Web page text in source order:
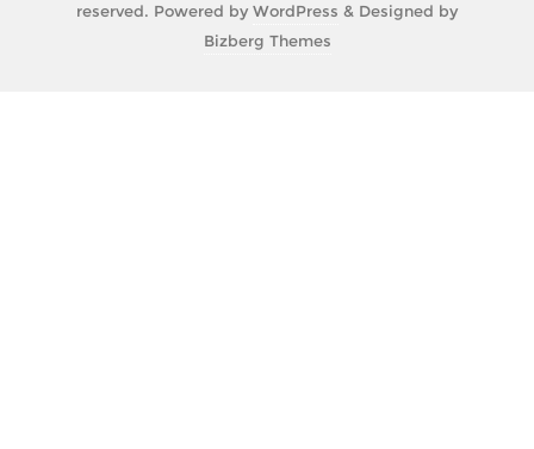
reserved. Powered by WordPress & Designed by
Bizberg Themes